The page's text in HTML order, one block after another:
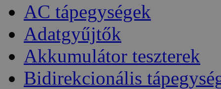
AC tápegységek
Adatgyűjtők
Akkumulátor teszterek
Bidirekcionális